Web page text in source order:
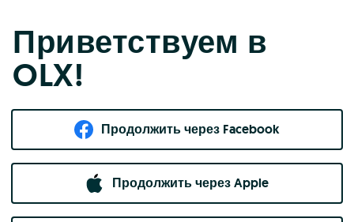
Приветствуем в
OLX!
Продолжить через Facebook
Продолжить через Apple